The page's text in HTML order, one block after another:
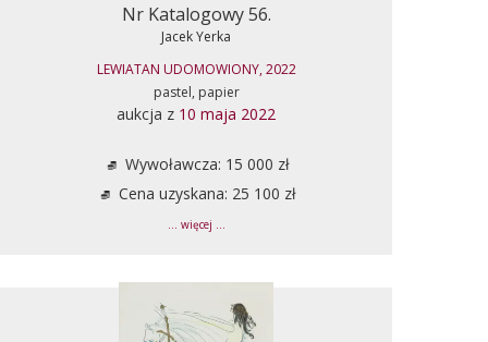
Nr Katalogowy 56.
Jacek Yerka
LEWIATAN UDOMOWIONY, 2022
pastel, papier
aukcja z 10 maja 2022
Wywoławcza: 15 000 zł
Cena uzyskana: 25 100 zł
... więcej ...